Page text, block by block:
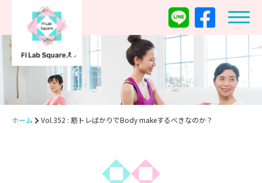
ホーム Vol.352 : 筋トレばかりでBody makeするべきなのか？